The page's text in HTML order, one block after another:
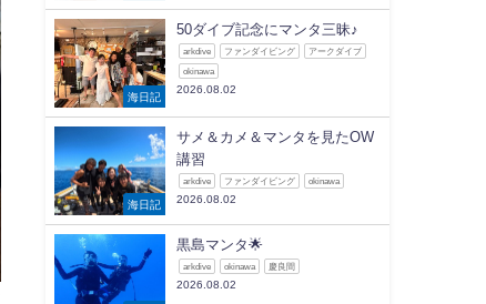
海日記
50ダイブ記念にマンタ三昧♪
arkdive ファンダイビング アークダイブ
okinawa
2026.08.02
海日記
サメ＆カメ＆マンタを見たOW
講習
arkdive ファンダイビング okinawa
2026.08.02
黒島マンタ🌟
arkdive okinawa 慶良間
2026.08.02